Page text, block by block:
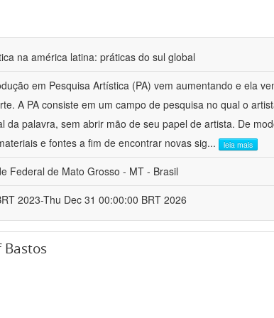
na américa latina: práticas do sul global
em Pesquisa Artística (PA) vem aumentando e ela
A PA consiste em um campo de pesquisa no qual o
da palavra, sem abrir mão de seu papel de artista. De
e fontes a fim de encontrar novas sig... leia mais
Federal de Mato Grosso - MT - Brasil
2023-Thu Dec 31 00:00:00 BRT 2026
Bastos